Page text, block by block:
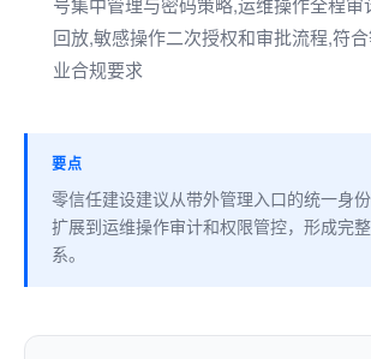
回放,敏感操作二次授权和审批流程,符
业合规要求
要点
零信任建设建议从带外管理入口的统一身
扩展到运维操作审计和权限管控，形成完
系。